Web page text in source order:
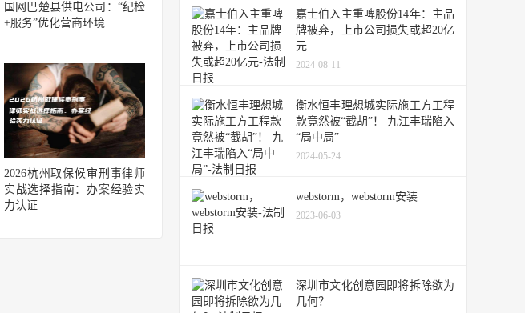
国网巴楚县供电公司：“纪检
+服务”优化营商环境
2026杭州取保候审刑事律师
实战选择指南：办案经验实
力认证
嘉士伯入主重啤股份14年：主品
牌被弃，上市公司损失或超20亿
元
2024-08-11
衡水恒丰理想城实际施工方工程
款竟然被“截胡”！ 九江丰瑞陷入
“局中局”
2024-05-24
webstorm，webstorm安装
2023-06-03
深圳市文化创意园即将拆除欲为
几何？